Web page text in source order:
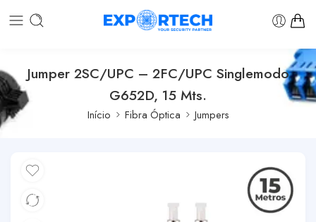
Jumper 2SC/UPC – 2FC/UPC Singlemodo
G652D, 15 Mts.
Início Fibra Óptica Jumpers